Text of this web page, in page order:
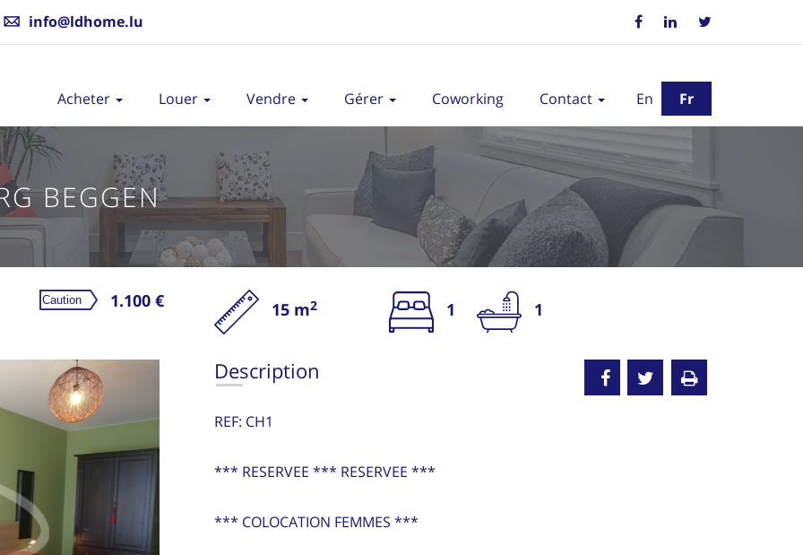
info@ldhome.lu
En Fr
Acheter Louer Vendre Gérer Coworking Contact
BEGGEN
1.100 € 15 m2 1 1
Loué
Description
REF: CH1
*** RESERVEE *** RESERVEE ***
*** COLOCATION FEMMES ***